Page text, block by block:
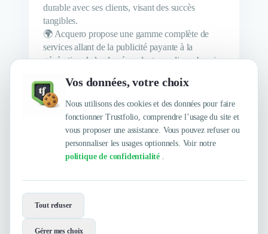
Vos données, votre choix
Nous utilisons des cookies et des données pour faire
fonctionner Trustfolio, comprendre l’usage du site et
vous proposer une assistance. Vous pouvez refuser ou
personnaliser les usages optionnels. Voir notre
politique de confidentialité .
Tout refuser
Gérer mes choix
durable avec ses clients, visant des succès
tangibles.
🌍 Acquero propose une gamme complète de
services allant de la publicité payante à la
génération de leads, répondant aux divers besoins
🛠️ Leur approche personnalisée en matière de
design et développement web permet de créer des
solutions sur mesure.